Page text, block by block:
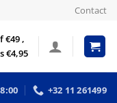
Contact
€49 ,
€4,95
+32 11 261499